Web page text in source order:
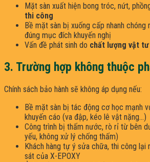
Mặt sàn xuất hiện bong tróc, nứt,
thi công
Bề mặt sàn bị xuống cấp nhanh chóng
đúng mục đích khuyến nghị
Vấn đề phát sinh do chất lượng vật tư
3. Trường hợp không thuộc
Chính sách bảo hành sẽ không áp dụng nếu:
Bề mặt sàn bị tác động cơ học mạnh
khuyến cáo (va đập, kéo lê vật nặng…)
Công trình bị thấm nước, rò rỉ từ bên
yếu, không xử lý chống thấm)
Khách hàng tự ý sửa chữa, thi công lại
sát của X-EPOXY